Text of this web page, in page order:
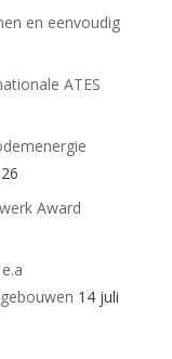
en eenvoudig
ATES
Award
14 juli